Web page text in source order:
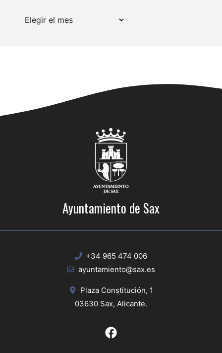
Archivos
Ayuntamiento de Sax
+34 965 474 006
ayuntamiento@sax.es
Plaza Constitución, 1
03630 Sax, Alicante.